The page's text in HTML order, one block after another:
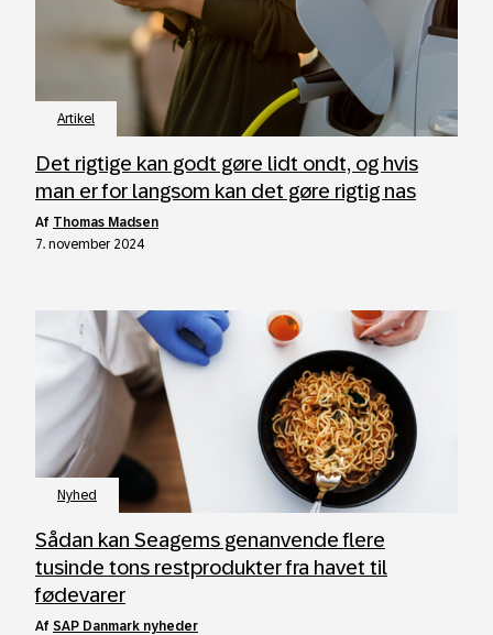
Artikel
Det rigtige kan godt gøre lidt ondt, og hvis
man er for langsom kan det gøre rigtig nas
af Thomas Madsen
7. november 2024
Nyhed
Sådan kan Seagems genanvende flere
tusinde tons restprodukter fra havet til
fødevarer
af SAP Danmark nyheder